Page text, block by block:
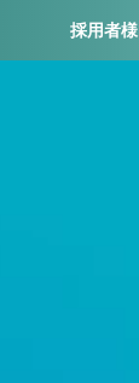
採用者様